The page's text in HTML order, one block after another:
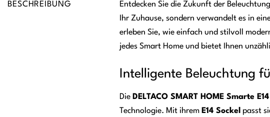
BESCHREIBUNG Entdecken Sie die Zukunft der
Ihr Zuhause, sondern verwandelt es in
erleben Sie, wie einfach und stilvoll
jedes Smart Home und bietet Ihnen
Intelligente Beleuchtung
Die DELTACO SMART HOME Smarte
Technologie. Mit ihrem E14 Sockel passt